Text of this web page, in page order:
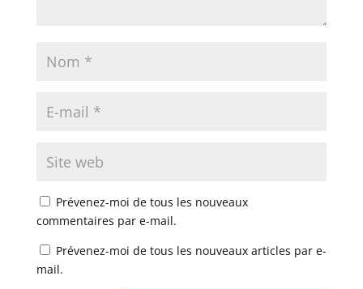
Prévenez-moi de tous les nouveaux
commentaires par e-mail.
Prévenez-moi de tous les nouveaux articles par e-
mail.